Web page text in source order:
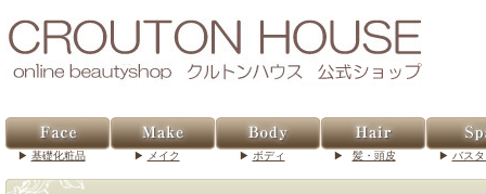
基礎化粧品 メイク ボディ 髪・頭皮 バス